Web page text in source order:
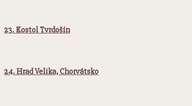
23. Kostol Tvrdošín
24. Hrad Velika, Chorvátsko